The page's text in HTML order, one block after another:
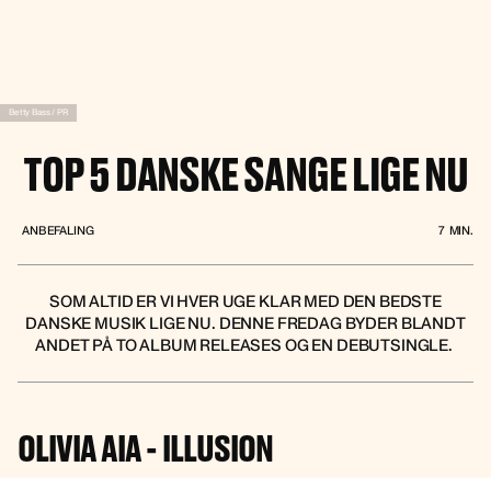
Betty Bass / PR
TOP 5 DANSKE SANGE LIGE NU
ANBEFALING 7 MIN.
SOM ALTID ER VI HVER UGE KLAR MED DEN BEDSTE
DANSKE MUSIK LIGE NU. DENNE FREDAG BYDER BLANDT
ANDET PÅ TO ALBUM RELEASES OG EN DEBUTSINGLE.
OLIVIA AIA - ILLUSION